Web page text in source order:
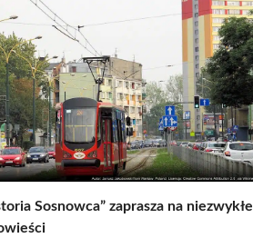
Sosnowca” zaprasza na niezwykłe